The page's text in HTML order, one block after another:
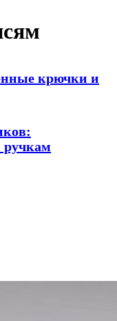
крючки и
ручкам